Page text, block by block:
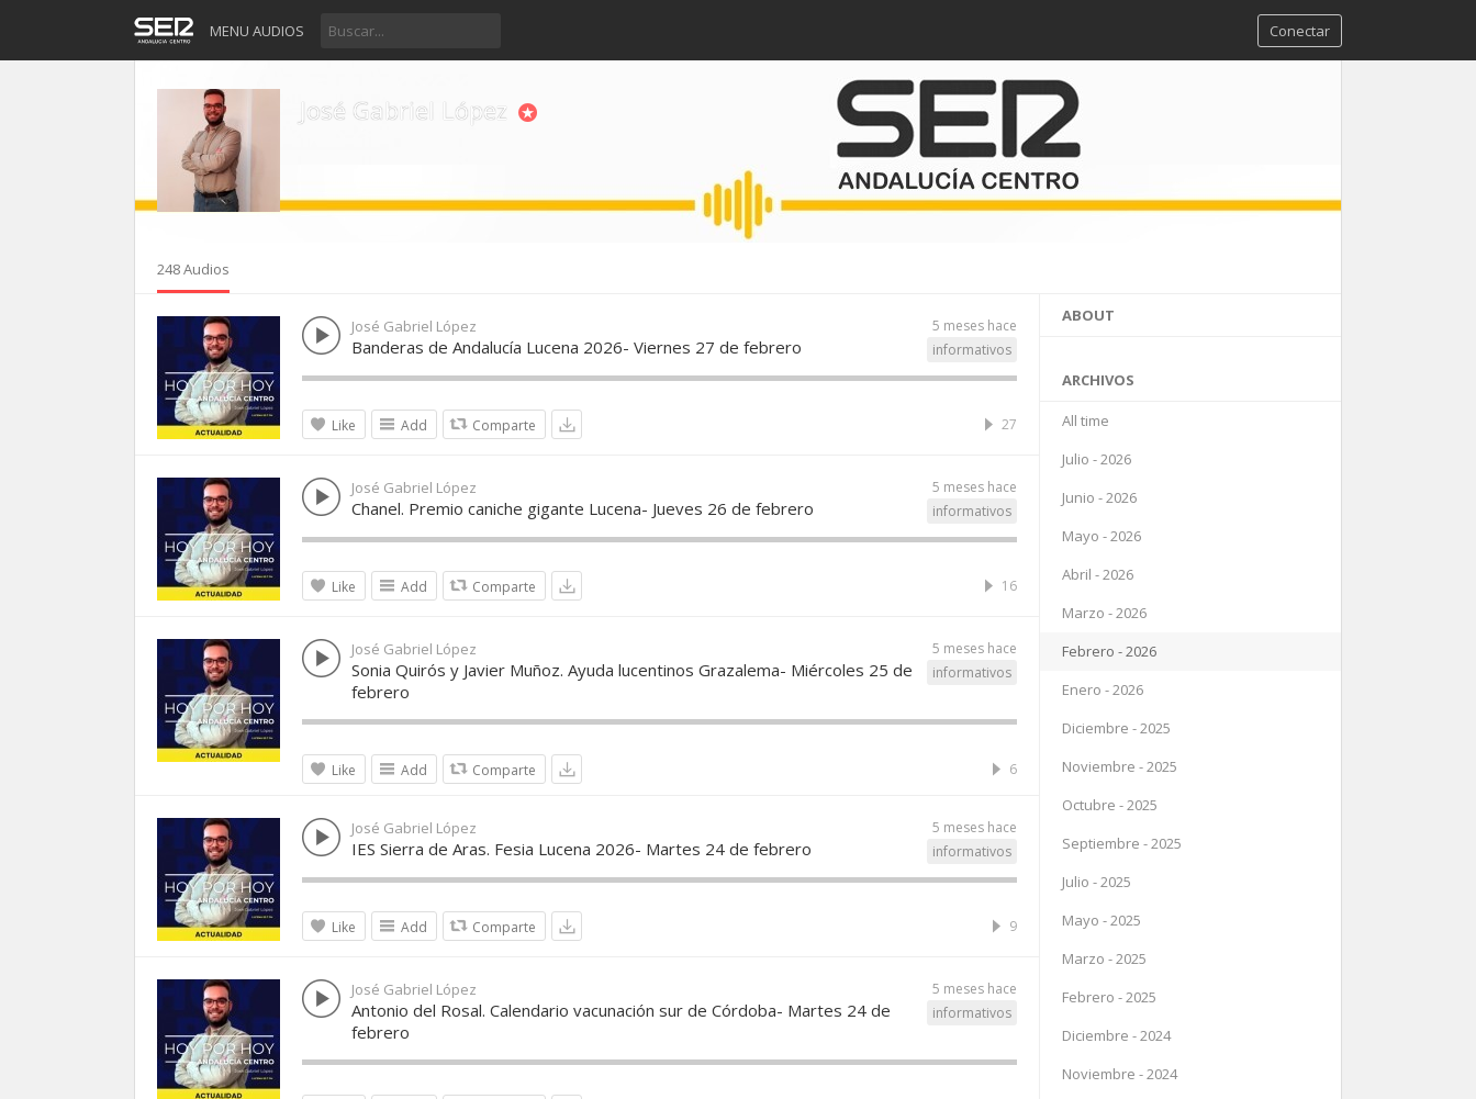
MENU AUDIOS Conectar
José Gabriel López
248 Audios
5 meses hace
José Gabriel López
informativos
Banderas de Andalucía Lucena 2026- Viernes 27 de febrero
Like Add Comparte 27
5 meses hace
José Gabriel López
informativos
Chanel. Premio caniche gigante Lucena- Jueves 26 de febrero
Like Add Comparte 16
5 meses hace
José Gabriel López
informativos
Sonia Quirós y Javier Muñoz. Ayuda lucentinos Grazalema- Miércoles 25 de
febrero
Like Add Comparte 6
5 meses hace
José Gabriel López
informativos
IES Sierra de Aras. Fesia Lucena 2026- Martes 24 de febrero
Like Add Comparte 9
5 meses hace
José Gabriel López
informativos
Antonio del Rosal. Calendario vacunación sur de Córdoba- Martes 24 de
febrero
ABOUT
ARCHIVOS
All time
Julio - 2026
Junio - 2026
Mayo - 2026
Abril - 2026
Marzo - 2026
Febrero - 2026
Enero - 2026
Diciembre - 2025
Noviembre - 2025
Octubre - 2025
Septiembre - 2025
Julio - 2025
Mayo - 2025
Marzo - 2025
Febrero - 2025
Diciembre - 2024
Noviembre - 2024